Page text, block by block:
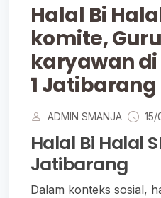
Halal Bi
komite,
karyawan di
1 Jatibarang
ADMIN SMANJA
Halal Bi Halal
Jatibarang
Dalam konteks sosial,